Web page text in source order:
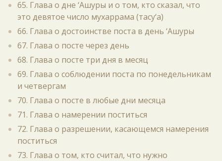
65. Глава о дне ‘Ашуры и о том, кто сказал, что
это девятое число мухаррама (тасу‘а)
66. Глава о достоинстве поста в день ‘Ашуры
67. Глава о посте через день
68. Глава о посте три дня в месяц
69. Глава о соблюдении поста по понедельникам
и четвергам
70. Глава о посте в любые дни месяца
71. Глава о намерении поститься
72. Глава о разрешении, касающемся намерения
поститься
73. Глава о том, кто считал, что нужно